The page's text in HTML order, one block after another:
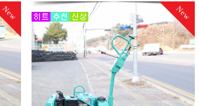
New